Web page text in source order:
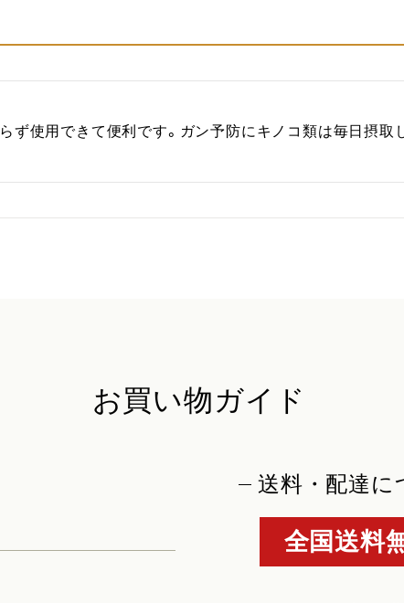
ず使用できて便利です。ガン予防にキノコ類は毎日摂
お買い物ガイド
送料・配達に
全国送料